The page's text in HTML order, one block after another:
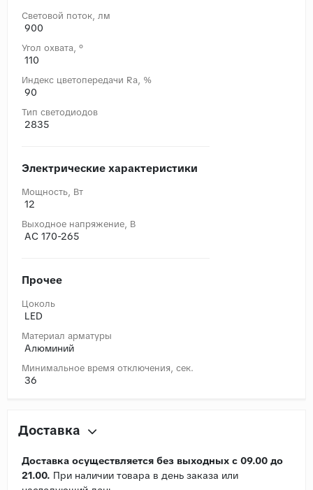
Световой поток, лм
900
Угол охвата, °
110
Индекс цветопередачи Ra, %
90
Тип светодиодов
2835
Электрические характеристики
Мощность, Вт
12
Выходное напряжение, В
AC 170-265
Прочее
Цоколь
LED
Материал арматуры
Алюминий
Минимальное время отключения, сек.
36
Доставка
Доставка осуществляется без выходных с 09.00 до
21.00. При наличии товара в день заказа или